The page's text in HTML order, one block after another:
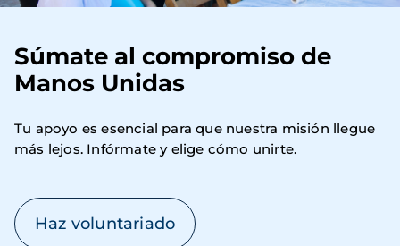
Súmate al compromiso de
Manos Unidas
Tu apoyo es esencial para que nuestra misión llegue
más lejos. Infórmate y elige cómo unirte.
Haz voluntariado